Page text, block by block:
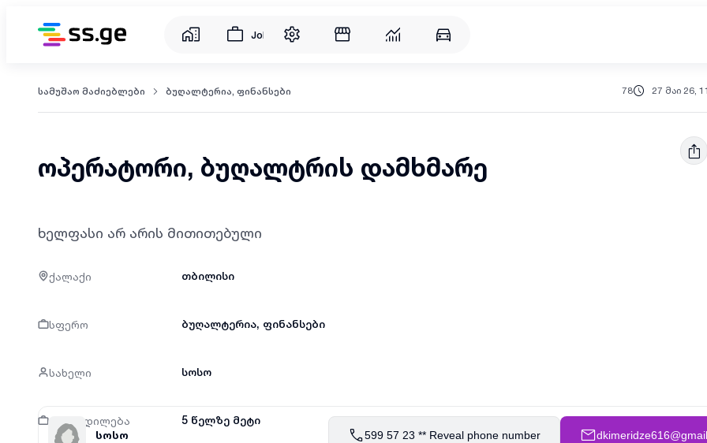
Jobs
სამუშაო მაძიებლები ბუღალტერია, ფინანსები 78 27 მაი 26,
ოპერატორი, ბუღალტრის დამხმარე
ხელფასი არ არის მითითებული
ქალაქი თბილისი
სფერო ბუღალტერია, ფინანსები
სახელი სოსო
გამოცდილება 5 წელზე მეტი
სოსო 599 57 23 ** Reveal phone number